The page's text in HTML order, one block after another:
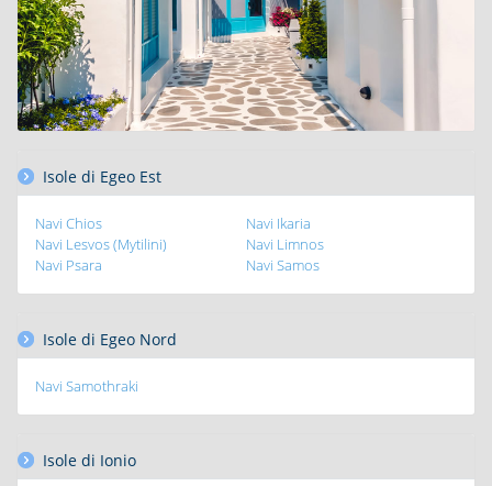
Isole di Egeo Est
Navi Chios
Navi Ikaria
Navi Lesvos (Mytilini)
Navi Limnos
Navi Psara
Navi Samos
Isole di Egeo Nord
Navi Samothraki
Isole di Ionio